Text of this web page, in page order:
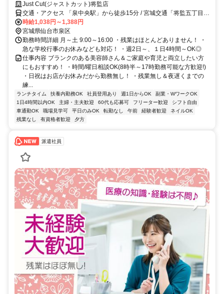
Just Cut(ジャストカット)将監店
交通・アクセス 「泉中央駅」から徒歩15分 / 宮城交通「将監五丁目」
バス停より徒歩1分
時給1,038円～1,388円
宮城県仙台市泉区
勤務時間詳細 月～土 9:00～16:00 ・残業はほとんどありません！ ・
急な学校行事のお休みなども対応！ ・週2日～、１日4時間～OK◎
仕事内容 ブランクのある美容師さん＆ご家庭や育児と両立したい方
にもおすすめ！ ・時間/曜日相談OK(8時半～17時勤務可能な方歓迎!)
・日祝はお店がお休みだから勤務無し！ ・残業無し＆夜遅くまでの
練...
ランチタイム 扶養内勤務OK 社員登用あり 週1日からOK
副業・WワークOK
1日4時間以内OK
主婦・主夫歓迎 60代も応募可 フリーター歓迎
シフト自由
車通勤OK
職場見学可 平日のみOK 転勤なし 午前 経験者歓迎
ネイルOK
残業なし
有資格者歓迎 夕方
派遣社員